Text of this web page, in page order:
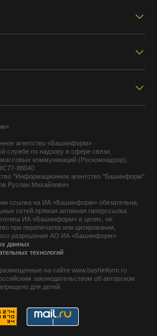
агентство «Башинформ»
службе по надзору в сфере связи,
коммуникаций (Роскомнадзор),
88040
"Информационное агентство "Башинформ"
Руслан Михайлович
ссылка на ИА «Башинформ» обязательна.
сетей прямая активная гиперссылка
ИА «Башинформ» в целях, не
при перепечатке или цитировании,
разрешения АО ИА «Башинформ».
данных
технологий
на сайте www.bashinform.ru
законодательством об авторском
для детей.